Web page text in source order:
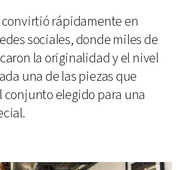
rápidamente en
sociales, donde miles de
la originalidad y el nivel
una de las piezas que
conjunto elegido para una